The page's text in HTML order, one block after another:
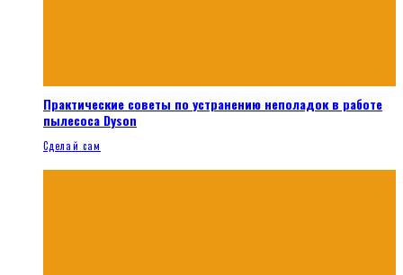
Практические советы по устранению неполадок в работе
пылесоса Dyson
Сделай сам